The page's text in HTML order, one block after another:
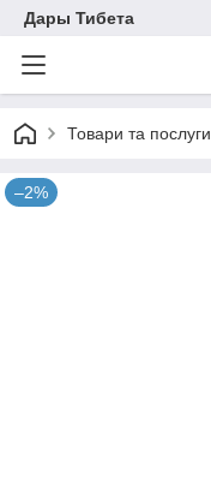
Дары Тибета
Товари та послуги
–2%